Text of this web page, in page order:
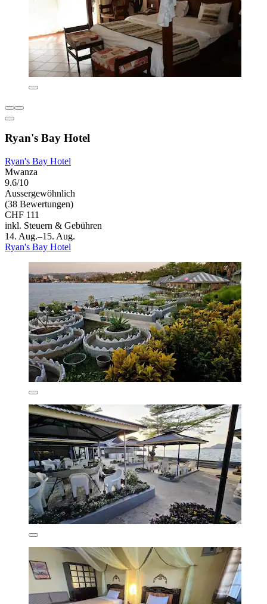
Ryan's Bay Hotel
Ryan's Bay Hotel
Mwanza
9.6/10
Aussergewöhnlich
(38 Bewertungen)
CHF 111
inkl. Steuern & Gebühren
14. Aug.–15. Aug.
Ryan's Bay Hotel